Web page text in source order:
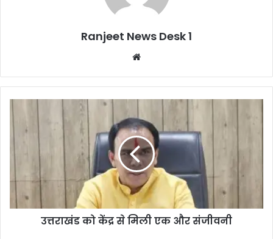
Ranjeet News Desk 1
te
उत्तराखंड को केंद्र से मिली एक और संजीवनी